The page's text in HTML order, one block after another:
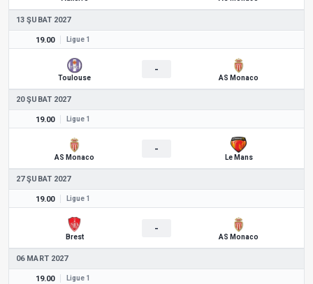
13 ŞUBAT 2027
19.00 Ligue 1
Toulouse
-
AS Monaco
20 ŞUBAT 2027
19.00 Ligue 1
AS Monaco
-
Le Mans
27 ŞUBAT 2027
19.00 Ligue 1
Brest
-
AS Monaco
06 MART 2027
19.00 Ligue 1